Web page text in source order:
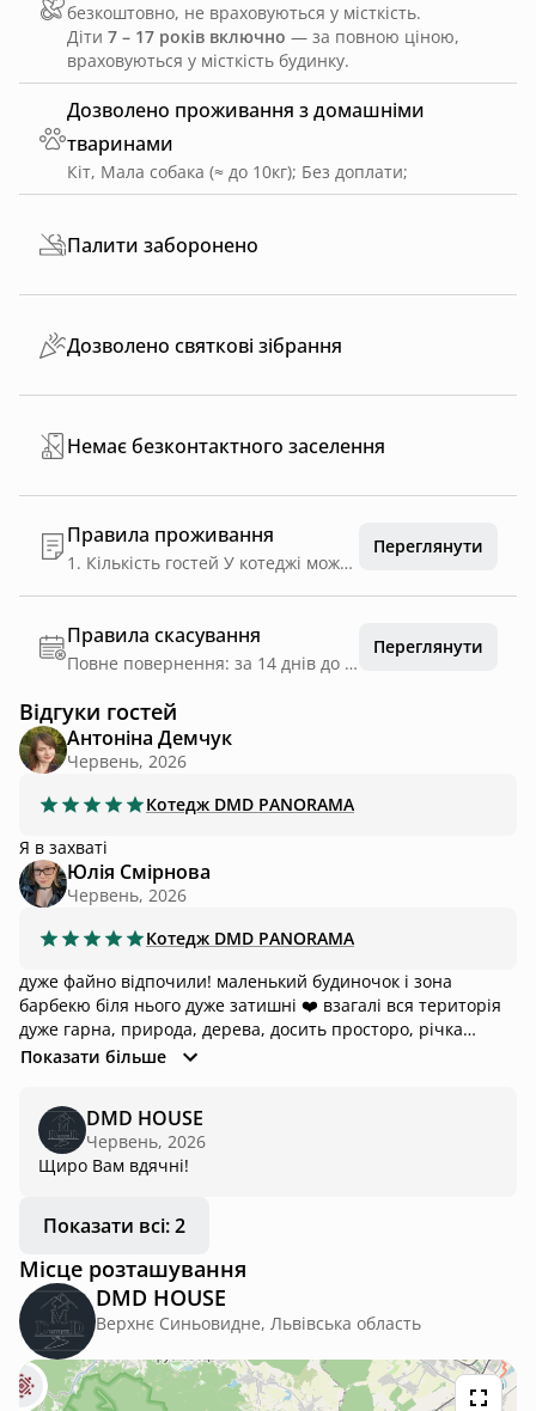
Дозволено проживання з домашніми
тваринами
Кіт, Мала собака (≈ до 10кг); Без доплати;
безкоштовно, не враховуються у місткість.
Діти 7 – 17 років включно — за повною ціною,
враховуються у місткість будинку.
Палити заборонено
Дозволено святкові зібрання
Немає безконтактного заселення
Правила проживання
1. Кількість гостей У котеджі можуть перебувати лише ті гості, що внесені у бронювання. 2. Дбайливе ставлення до будинку Будь ласка, бережіть меблі, текстиль, техніку й інше майно. 3. Чистота і порядок Просимо підтримувати охайність у всіх кімнатах. Сміття виносити у відведені місця. 4. Басейн Користування басейном дозволене до 22:00. 5. Барбекю і відкритий вогонь Мангалом та зоною барбекю користуйтеся обережно. Не залишайте вогонь без нагляду. 6. Куріння У приміщенні заборонено. Можна курити на терасі або біля будинку. 7. Відповідальність за речі Ми не несемо відповідальності за особисті речі, залишені без нагляду. 8. Тиша 3 22:00 до 8:00 — час тиші. Просимо не вмикати гучну музику у нічний час.
Переглянути
Правила скасування
Повне повернення: за 14 днів до дати заїзду
Переглянути
Відгуки гостей
Антоніна Демчук
Червень, 2026
Котедж DMD PANORAMA
Я в захваті
Юлія Смірнова
Червень, 2026
Котедж DMD PANORAMA
дуже файно відпочили! маленький будиночок і зона
барбекю біля нього дуже затишні ❤️ взагалі вся територія
дуже гарна, природа, дерева, досить просторо, річка
приємно шумить і радує очі, інших гостей не чути, бо між
сподобалося тут відпочивати) ну і басейн з підігрівом, ще й
після чану - це прям кааайф☺️ окрема подяка за смачний
чай з запашним медом до чану🫶
Показати більше
DMD HOUSE
Червень, 2026
Щиро Вам вдячні!
Показати всі: 2
Місце розташування
DMD HOUSE
Верхнє Синьовидне, Львівська область